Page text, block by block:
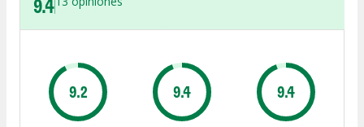
9.4
9.2 9.4 9.4